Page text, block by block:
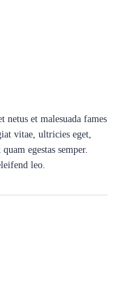
netus et malesuada fames
vitae, ultricies eget,
egestas semper.
leo.